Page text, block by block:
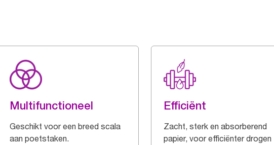
Multifunctioneel
Geschikt voor een breed scala
aan poetstaken.
Efficiënt
Zacht, sterk en absorberend
papier, voor efficiënter drogen